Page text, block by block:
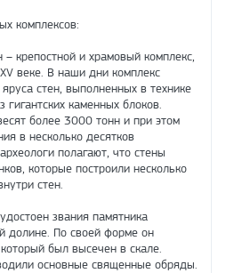
комплексов:
– крепостной и храмовый комплекс,
веке. В наши дни комплекс
стен, выполненных в технике
гигантских каменных блоков.
более 3000 тонн и при этом
в несколько десятков
полагают, что стены
которые построили несколько
стен.
звания памятника
долине. По своей форме он
был высечен в скале.
основные священные обряды.